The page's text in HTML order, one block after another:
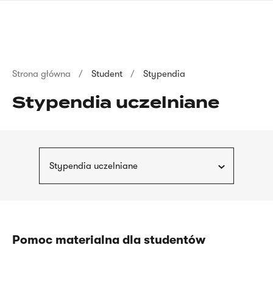
Ścieżka
nawigacyjna
Strona główna Student Stypendia
Stypendia uczelniane
Stypendia uczelniane
Pomoc materialna dla studentów